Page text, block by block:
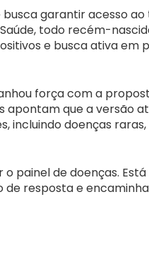
garantir acesso
todo recém-
e busca ativa em
força com a
apontam que a versão
incluindo doenças
painel de doenças.
de resposta e